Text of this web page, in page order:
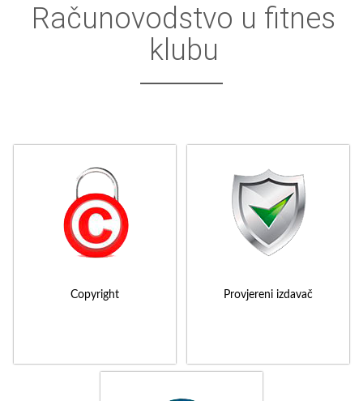
Računovodstvo u fitnes
klubu
Copyright Provjereni izdavač